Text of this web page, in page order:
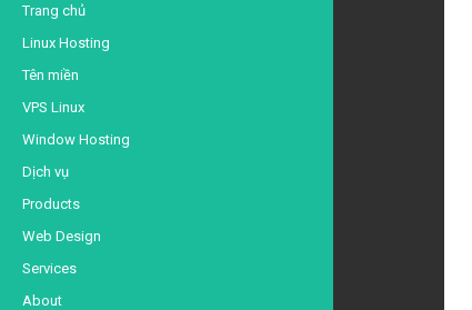
Trang chủ
Linux Hosting
Tên miền
VPS Linux
Window Hosting
Dịch vụ
Products
Web Design
Services
About